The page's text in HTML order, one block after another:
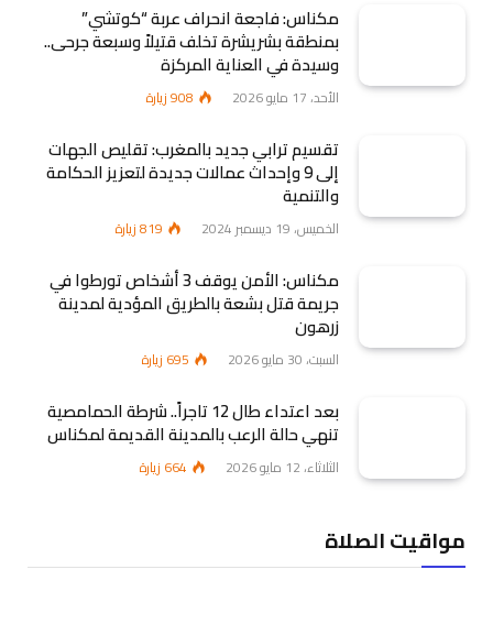
مكناس: فاجعة انحراف عربة “كوتشي”
بمنطقة بشريشرة تخلف قتيلاً وسبعة جرحى..
وسيدة في العناية المركزة
الأحد، 17 مايو 2026 908زيارة
تقسيم ترابي جديد بالمغرب: تقليص الجهات
إلى 9 وإحداث عمالات جديدة لتعزيز الحكامة
والتنمية
الخميس، 19 ديسمبر 2024 819زيارة
مكناس: الأمن يوقف 3 أشخاص تورطوا في
جريمة قتل بشعة بالطريق المؤدية لمدينة
زرهون
السبت، 30 مايو 2026 695 زيارة
بعد اعتداء طال 12 تاجراً.. شرطة الحمامصية
تنهي حالة الرعب بالمدينة القديمة لمكناس
الثلاثاء، 12 مايو 2026 664 زيارة
مواقيت الصلاة